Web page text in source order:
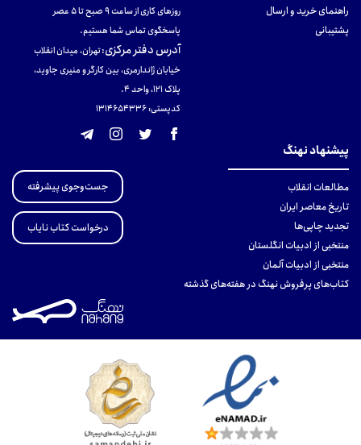
راهنمای خرید و ارسال
پشتیبانی
روزهای کاری از ساعت ۹ صبح تا ۵ عصر
پاسخگوی تماس شما هستیم.
آدرس دفتر مرکزی:تهران، میدان انقلاب
خیابان ژاندارمری، بین کارگر و منیری جاوید،
پلاک 121، واحد ۴.
کدپستی: 131465433۶
پیشنهاد نهنگ
مطالعات انقلاب
تاریخ معاصر ایران
تجدید چاپی‌ها
منتخبی از ادبیات انگلستان
منتخبی از ادبیات آلمان
کتاب‌های پرفروش نهنگ در هفته‌های گذشته
جست‌وجوی پیشرفته
درخواست کتاب نایاب